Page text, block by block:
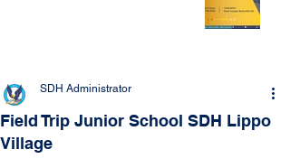
Field Trip Junior School SDH Lippo
Village
SDH Administrator